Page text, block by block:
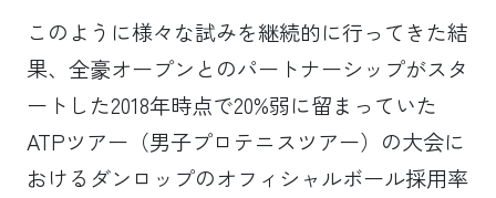
このように様々な試みを継続的に行ってきた結
果、全豪オープンとのパートナーシップがスタ
ートした2018年時点で20%弱に留まっていた
ATPツアー（男子プロテニスツアー）の大会に
おけるダンロップのオフィシャルボール採用率